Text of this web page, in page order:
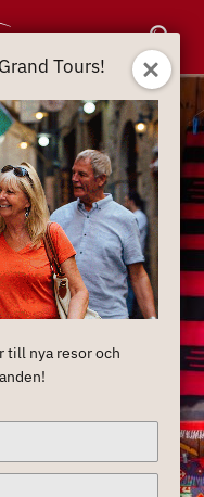
Tours!
till nya resor och